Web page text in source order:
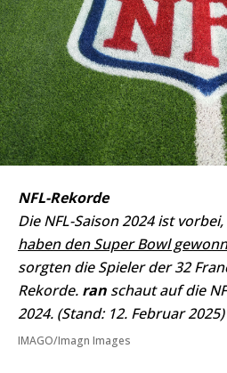
NFL-Rekorde
Die NFL-Saison 2024 ist
haben den Super Bowl
sorgten die Spieler der 32
Rekorde. ran schaut auf die
2024. (Stand: 12. Februar 2025)
IMAGO/Imagn Images